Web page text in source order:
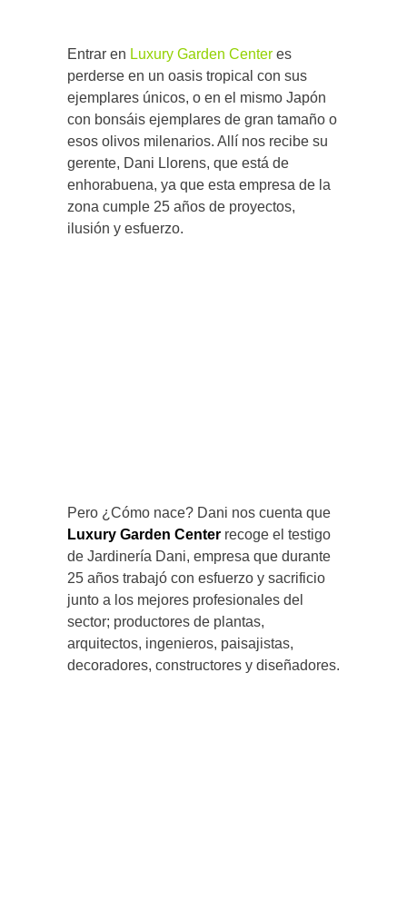
Entrar en Luxury Garden Center es
perderse en un oasis tropical con sus
ejemplares únicos, o en el mismo Japón
con bonsáis ejemplares de gran tamaño o
esos olivos milenarios. Allí nos recibe su
gerente, Dani Llorens, que está de
enhorabuena, ya que esta empresa de la
zona cumple 25 años de proyectos,
ilusión y esfuerzo.
Pero ¿Cómo nace? Dani nos cuenta que
Luxury Garden Center recoge el testigo
de Jardinería Dani, empresa que durante
25 años trabajó con esfuerzo y sacrificio
junto a los mejores profesionales del
sector; productores de plantas,
arquitectos, ingenieros, paisajistas,
decoradores, constructores y diseñadores.